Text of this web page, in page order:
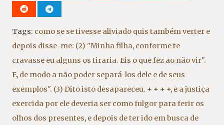
Tags: como se se tivesse aliviado quis também verter e
depois disse-me: (2) "Minha filha, conforme te
cravasse eu alguns os tiraria. Eis o que fez ao não vir".
E, de modo a não poder separá-los dele e de seus
exemplos". (3) Dito isto desapareceu. + + + +, e a justiça
exercida por ele deveria ser como fulgor para ferir os
olhos dos presentes, e depois de ter ido em busca de